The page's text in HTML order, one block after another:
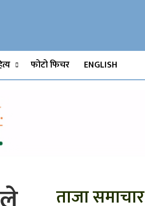
Moviesफोटो फिचर ENGLISH
ताजा समाचार